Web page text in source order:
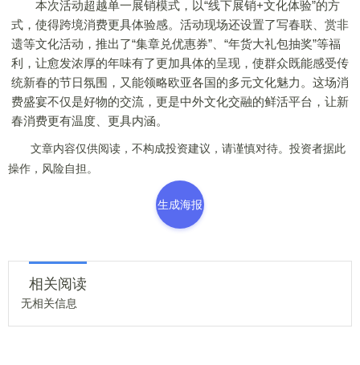
本次活动超越单一展销模式，以“线下展销+文化体验”的方
式，使得跨境消费更具体验感。活动现场还设置了写春联、赏非
遗等文化活动，推出了“集章兑优惠券”、“年货大礼包抽奖”等福
利，让愈发浓厚的年味有了更加具体的呈现，使群众既能感受传
统新春的节日氛围，又能领略欧亚各国的多元文化魅力。这场消
费盛宴不仅是好物的交流，更是中外文化交融的鲜活平台，让新
春消费更有温度、更具内涵。
文章内容仅供阅读，不构成投资建议，请谨慎对待。投资者据此
操作，风险自担。
生成海报
相关阅读
无相关信息